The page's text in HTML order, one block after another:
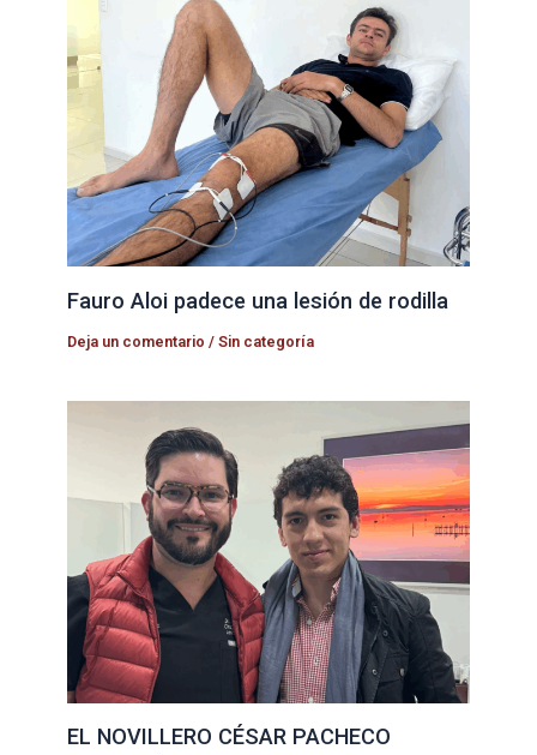
Fauro Aloi padece una lesión de rodilla
Deja un comentario /Sin categoría
EL NOVILLERO CÉSAR PACHECO